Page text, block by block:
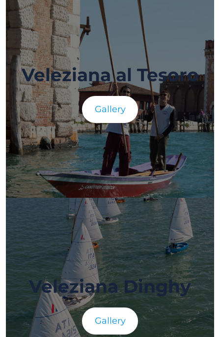
Veleziana al Tesoro
Gallery
Veleziana Dinghy
Gallery